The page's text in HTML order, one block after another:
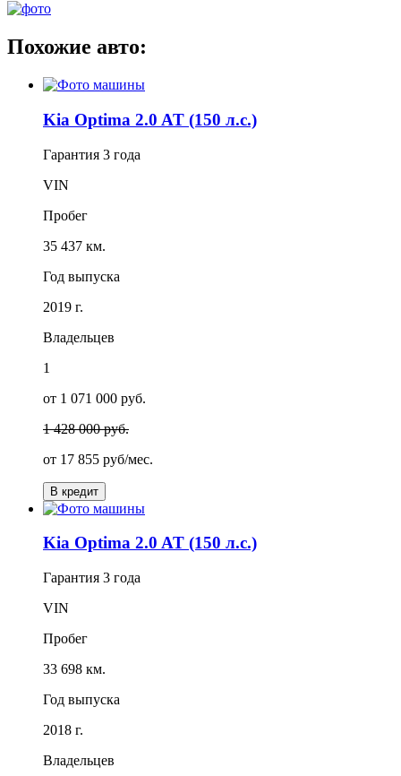
Похожие авто:
Kia Optima 2.0 AT (150 л.с.)
Гарантия 3 года
VIN
Пробег
35 437 км.
Год выпуска
2019 г.
Владельцев
1
от 1 071 000 руб.
1 428 000 руб.
от 17 855 руб/мес.
В кредит
Kia Optima 2.0 AT (150 л.с.)
Гарантия 3 года
VIN
Пробег
33 698 км.
Год выпуска
2018 г.
Владельцев